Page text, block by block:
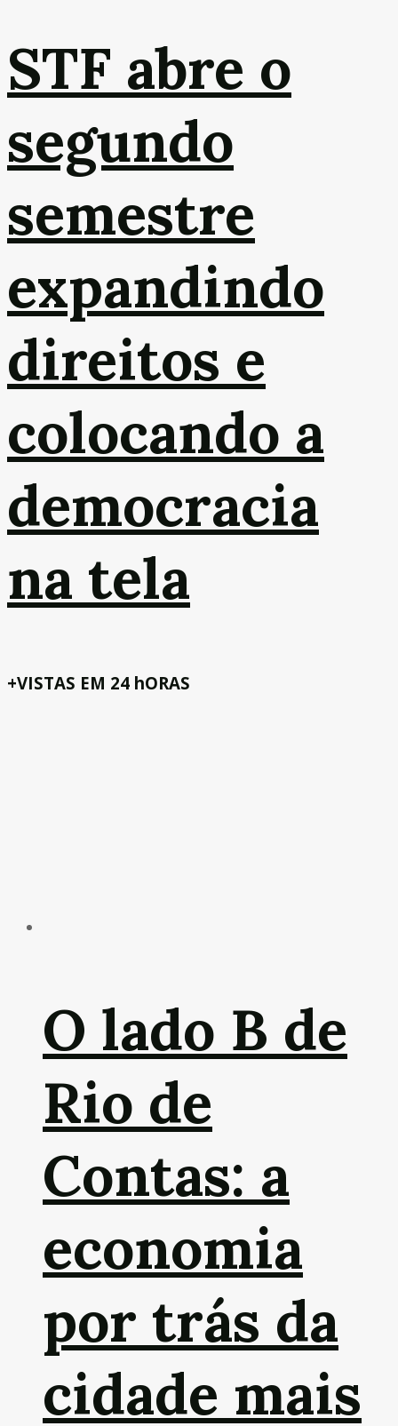
STF abre o
segundo
semestre
expandindo
direitos e
colocando a
democracia
na tela
+VISTAS EM 24 hORAS
O lado B de
Rio de
Contas: a
economia
por trás da
cidade mais